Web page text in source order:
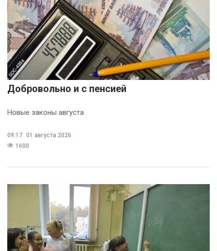
Добровольно и с пенсией
Новые законы августа
09:17 01 августа 2026
1600